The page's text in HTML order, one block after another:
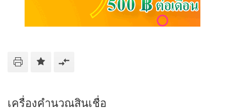
เครื่องคำนวณสินเชื่อ